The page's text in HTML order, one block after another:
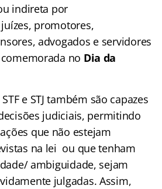
indireta por
promotores,
advogados e servidores
no Dia da
e STJ também são capazes
judiciais, permitindo
que não estejam
na lei ou que tenham
ambiguidade, sejam
julgadas. Assim,